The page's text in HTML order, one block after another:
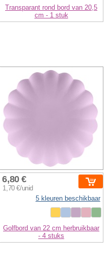
Transparant rond bord van 20,5
cm - 1 stuk
6,80 €
1,70 €/unid
5 kleuren beschikbaar
Golfbord van 22 cm herbruikbaar
- 4 stuks